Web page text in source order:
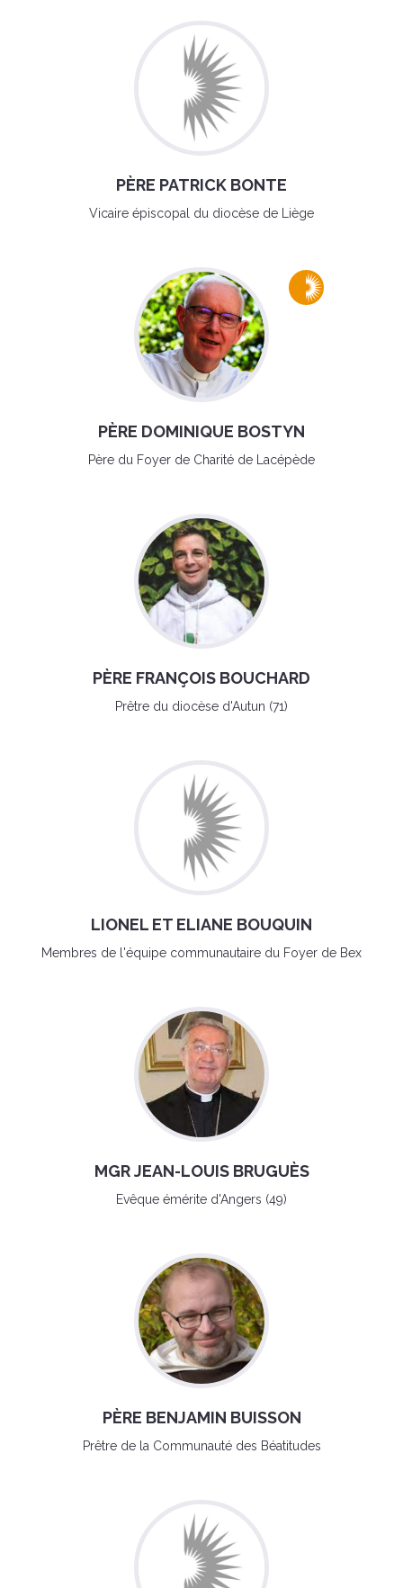
PÈRE PATRICK BONTE
Vicaire épiscopal du diocèse de Liège
PÈRE DOMINIQUE BOSTYN
Père du Foyer de Charité de Lacépède
PÈRE FRANÇOIS BOUCHARD
Prêtre du diocèse d'Autun (71)
LIONEL ET ELIANE BOUQUIN
Membres de l'équipe communautaire du Foyer de Bex
MGR JEAN-LOUIS BRUGUÈS
Evêque émérite d'Angers (49)
PÈRE BENJAMIN BUISSON
Prêtre de la Communauté des Béatitudes